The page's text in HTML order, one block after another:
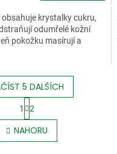
obsahuje krystalky cukru,
odumřelé kožní
pokožku masírují a
O
v
5 DALŠÍCH
S
t
r
á
n
1 2
NAHORU